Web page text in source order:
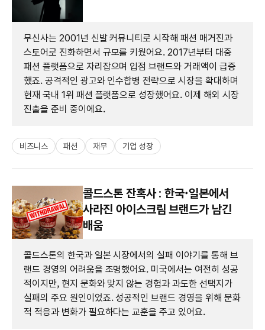
무신사는 2001년 신발 커뮤니티로 시작해 패션 매거진과
스토어로 진화하면서 규모를 키웠어요. 2017년부터 대중
패션 플랫폼으로 자리잡으며 입점 브랜드와 거래액이 급증
했죠. 공격적인 광고와 인수합병 전략으로 시장을 확대하며
현재 국내 1위 패션 플랫폼으로 성장했어요. 이제 해외 시장
진출을 준비 중이에요.
비즈니스 패션 재무 기업 성장
콜드스톤 잔혹사 : 한국·일본에서
사라진 아이스크림 브랜드가 남긴
배움
콜드스톤의 한국과 일본 시장에서의 실패 이야기를 통해 브
랜드 경영의 어려움을 조명했어요. 미국에서는 여전히 성공
적이지만, 현지 문화와 맞지 않는 경험과 과도한 선택지가
실패의 주요 원인이었죠. 성공적인 브랜드 경영을 위해 문화
적 적응과 변화가 필요하다는 교훈을 주고 있어요.